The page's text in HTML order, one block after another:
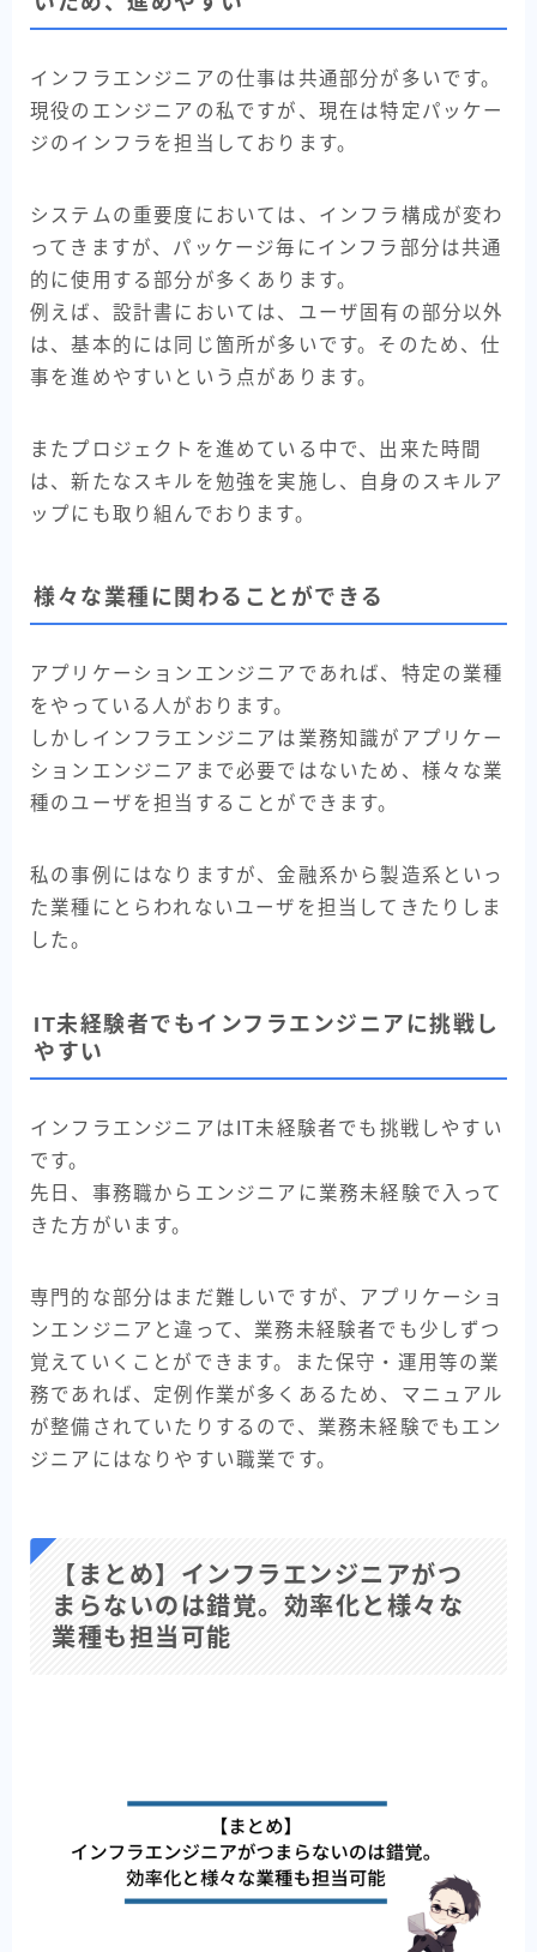
インフラエンジニアの仕事は共通部分が多いです。
現役のエンジニアの私ですが、現在は特定パッケー
ジのインフラを担当しております。
システムの重要度においては、インフラ構成が変わ
ってきますが、パッケージ毎にインフラ部分は共通
的に使用する部分が多くあります。
例えば、設計書においては、ユーザ固有の部分以外
は、基本的には同じ箇所が多いです。そのため、仕
事を進めやすいという点があります。
またプロジェクトを進めている中で、出来た時間
は、新たなスキルを勉強を実施し、自身のスキルア
ップにも取り組んでおります。
様々な業種に関わることができる
アプリケーションエンジニアであれば、特定の業種
をやっている人がおります。
しかしインフラエンジニアは業務知識がアプリケー
ションエンジニアまで必要ではないため、様々な業
種のユーザを担当することができます。
私の事例にはなりますが、金融系から製造系といっ
た業種にとらわれないユーザを担当してきたりしま
した。
IT未経験者でもインフラエンジニアに挑戦し
やすい
インフラエンジニアはIT未経験者でも挑戦しやすい
です。
先日、事務職からエンジニアに業務未経験で入って
きた方がいます。
専門的な部分はまだ難しいですが、アプリケーショ
ンエンジニアと違って、業務未経験者でも少しずつ
覚えていくことができます。また保守・運用等の業
務であれば、定例作業が多くあるため、マニュアル
が整備されていたりするので、業務未経験でもエン
ジニアにはなりやすい職業です。
【まとめ】インフラエンジニアがつ
まらないのは錯覚。効率化と様々な
業種も担当可能